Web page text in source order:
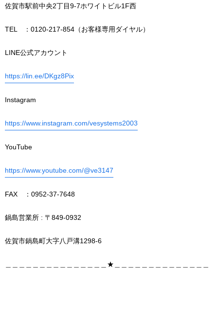
佐賀市駅前中央2丁目9-7ホワイトビル1F西
TEL ：0120-217-854（お客様専用ダイヤル）
LINE公式アカウント
https://lin.ee/DKgz8Pix
Instagram
https://www.instagram.com/vesystems2003
YouTube
https://www.youtube.com/@ve3147
FAX ：0952-37-7648
鍋島営業所 : 〒849-0932
佐賀市鍋島町大字八戸溝1298-6
＿＿＿＿＿＿＿＿＿＿＿＿＿＿＿★＿＿＿＿＿＿＿＿＿＿＿＿＿＿